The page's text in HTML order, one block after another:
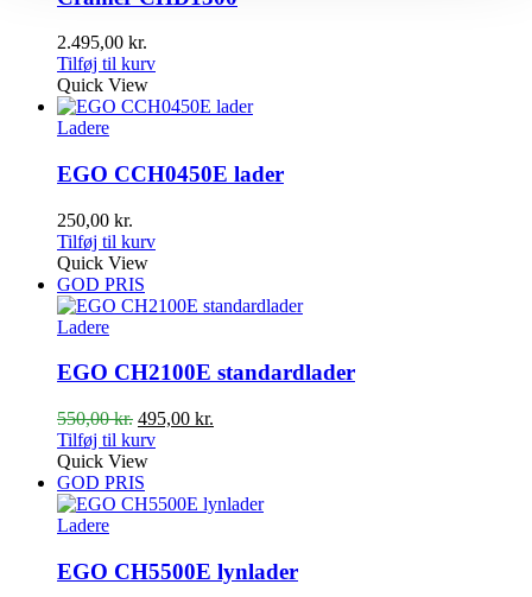
2.495,00 kr.
Tilføj til kurv
Quick View
Ladere
EGO CCH0450E lader
250,00 kr.
Tilføj til kurv
Quick View
GOD PRIS
Ladere
EGO CH2100E standardlader
550,00kr. Den
oprindelige
pris
var:
550,00 kr..
495,00 kr.
495,00 kr..
Tilføj til kurv
Quick View
GOD PRIS
Ladere
EGO CH5500E lynlader